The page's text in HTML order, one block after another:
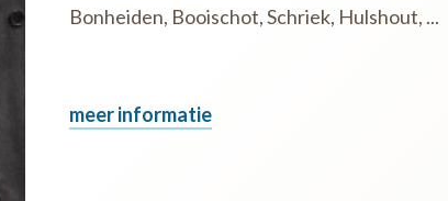
Bonheiden, Booischot, Schriek, Hulshout, ...
meer informatie